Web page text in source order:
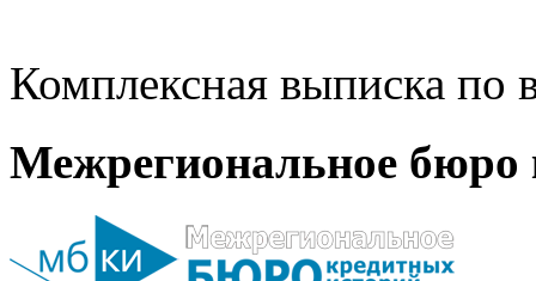
Комплексная выписка
Межрегиональное бюро